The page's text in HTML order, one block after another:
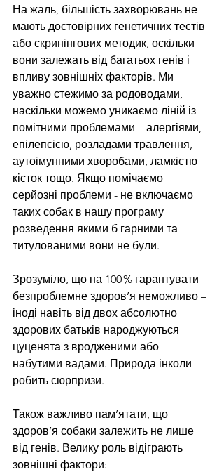
На жаль, більшість захворювань не
мають достовірних генетичних тестів
або скринінгових методик, оскільки
вони залежать від багатьох генів і
впливу зовнішніх факторів. Ми
уважно стежимо за родоводами,
наскільки можемо уникаємо ліній із
помітними проблемами – алергіями,
епілепсією, розладами травлення,
аутоімунними хворобами, ламкістю
кісток тощо. Якщо помічаємо
серйозні проблеми - не включаємо
таких собак в нашу програму
розведення якими б гарними та
титулованими вони не були.
Зрозуміло, що на 100 % гарантувати
безпроблемне здоров’я неможливо –
іноді навіть від двох абсолютно
здорових батьків народжуються
цуценята з вродженими або
набутими вадами. Природа інколи
робить сюрпризи.
Також важливо пам’ятати, що
здоров’я собаки залежить не лише
від генів. Велику роль відіграють
зовнішні фактори: